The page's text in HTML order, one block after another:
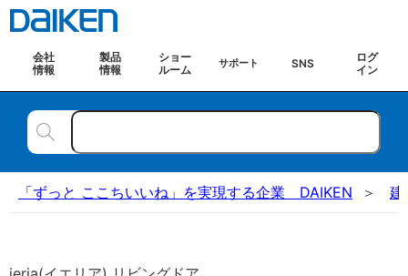
会社
情報
製品
情報
ショー
ルーム
サポート SNS
ログ
イン
「ずっと ここちいいね」を実現する企業 DAIKEN 建